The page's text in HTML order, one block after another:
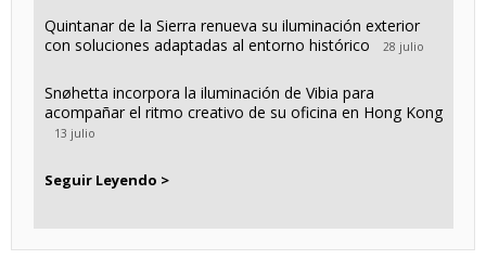
Quintanar de la Sierra renueva su iluminación exterior
con soluciones adaptadas al entorno histórico
28 julio
Snøhetta incorpora la iluminación de Vibia para
acompañar el ritmo creativo de su oficina en Hong Kong
13 julio
Seguir Leyendo >